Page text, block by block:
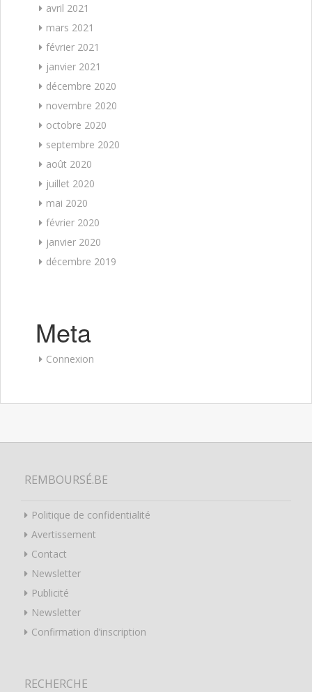
avril 2021
mars 2021
février 2021
janvier 2021
décembre 2020
novembre 2020
octobre 2020
septembre 2020
août 2020
juillet 2020
mai 2020
février 2020
janvier 2020
décembre 2019
Meta
Connexion
REMBOURSÉ.BE
Politique de confidentialité
Avertissement
Contact
Newsletter
Publicité
Newsletter
Confirmation d’inscription
RECHERCHE